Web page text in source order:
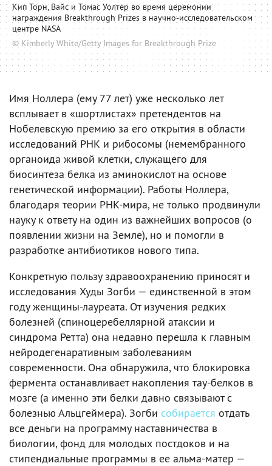
Кип Торн, Вайс и Томас Уолтер во время церемонии
награждения Breakthrough Prizes в научно-исследовательском
центре NASA
© Kimberly White/Getty Images for Breakthrough Prize
Имя Ноллера (ему 77 лет) уже несколько лет
всплывает в «шортлистах» претендентов на
Нобелевскую премию за его открытия в области
исследований РНК и рибосомы (немембранного
органоида живой клетки, служащего для
биосинтеза белка из аминокислот на основе
генетической информации). Работы Ноллера,
благодаря теории РНК-мира, не только продвинули
науку к ответу на один из важнейших вопросов (о
появлении жизни на Земле), но и помогли в
разработке антибиотиков нового типа.
Конкретную пользу здравоохранению приносят и
исследования Худы Зогби — единственной в этом
году женщины-лауреата. От изучения редких
болезней (спиноцеребеллярной атаксии и
синдрома Ретта) она недавно перешла к главным
нейродегенаративным заболеваниям
современности. Она обнаружила, что блокировка
фермента останавливает накопления тау-белков в
мозге (а именно эти белки давно связывают с
болезнью Альцгеймера). Зогби собирается отдать
все деньги на программу наставничества в
биологии, фонд для молодых постдоков и на
стипендиальные программы в ее альма-матер —